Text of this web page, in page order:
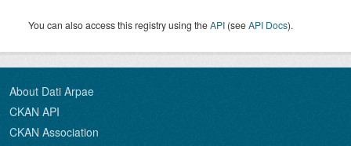
You can also access this registry using theAPI (seeAPI Docs).
About Dati Arpae
CKAN API
CKAN Association